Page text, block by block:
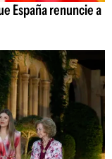
España renuncie a